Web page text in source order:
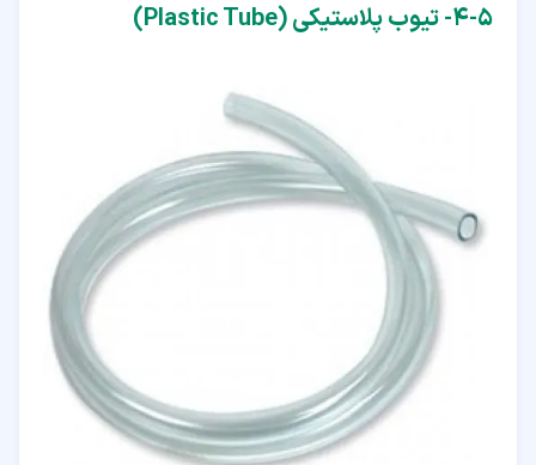
۵‏-‏۴‏- تیوب پلاستیکی (Plastic Tube)